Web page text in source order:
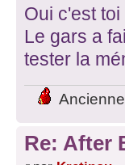
Oui c'est
Le gars a
tester la
Re: After